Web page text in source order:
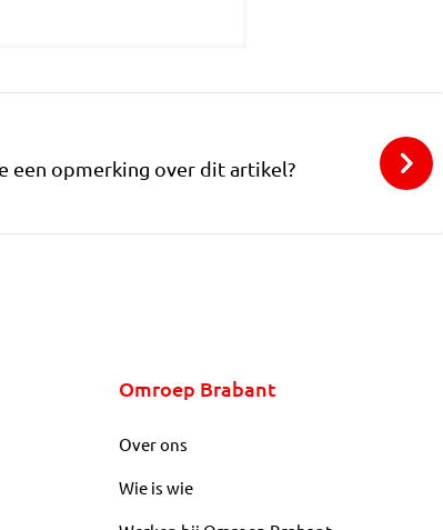
een opmerking over dit artikel?
Omroep Brabant
Over ons
Wie is wie